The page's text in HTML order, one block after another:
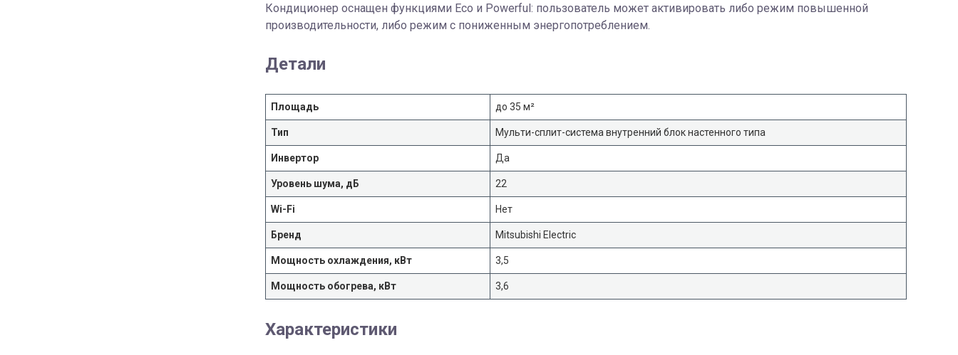
Кондиционер оснащен функциями Eco и Powerful: пользователь может активировать либо режим повышенной
производительности, либо режим с пониженным энергопотреблением.
Детали
Площадь до 35 м²
Тип Мульти-сплит-система внутренний блок настенного типа
Инвертор Да
Уровень шума, дБ 22
Wi-Fi Нет
Бренд Mitsubishi Electric
Мощность охлаждения, кВт 3,5
Мощность обогрева, кВт 3,6
Характеристики